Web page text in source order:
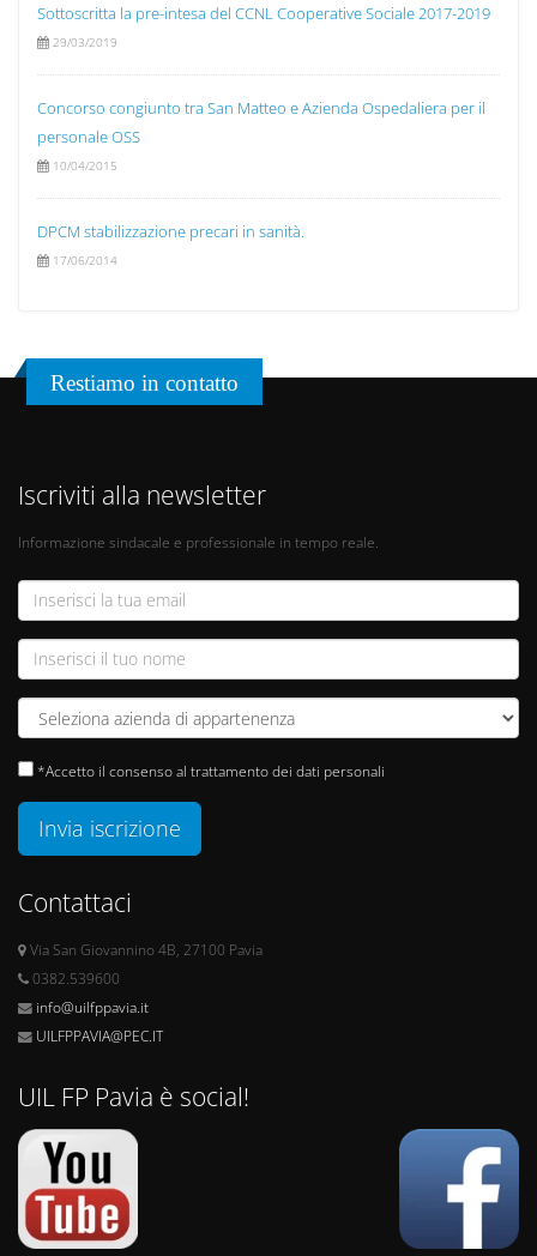
Sottoscritta la pre-intesa del CCNL Cooperative Sociale 2017-2019
29/03/2019
Concorso congiunto tra San Matteo e Azienda Ospedaliera per il
personale OSS
10/04/2015
DPCM stabilizzazione precari in sanità.
17/06/2014
Restiamo in contatto
Iscriviti alla newsletter
Informazione sindacale e professionale in tempo reale.
*Accetto il consenso al trattamento dei dati personali
Invia iscrizione
Contattaci
Via San Giovannino 4B, 27100 Pavia
0382.539600
info@uilfppavia.it
UILFPPAVIA@PEC.IT
UIL FP Pavia è social!